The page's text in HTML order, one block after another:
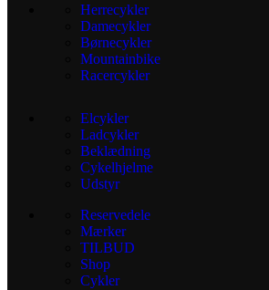
Herrecykler
Damecykler
Børnecykler
Mountainbike
Racercykler
Elcykler
Ladcykler
Beklædning
Cykelhjelme
Udstyr
Reservedele
Mærker
TILBUD
Shop
Cykler